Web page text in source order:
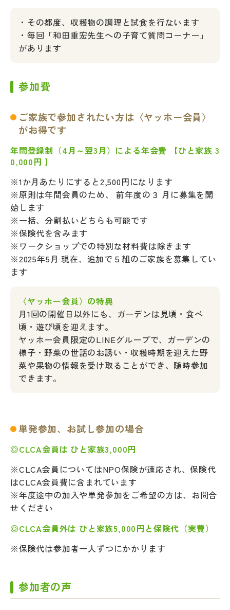
・その都度、収穫物の調理と試食を行ないます
・毎回「和田重宏先生への子育て質問コーナー」
があります
参加費
ご家族で参加されたい方は〈ヤッホー会員〉
がお得です
年間登録制（4月～翌3月）による年会費 【ひと家族 3
0,000円 】
※1か月あたりにすると2,500円になります
※原則は年間会員のため、 前年度の３ 月に募集を開
始します
※一括、分割払いどちらも可能です
※保険代を含みます
※ワークショップでの特別な材料費は除きます
※2025年5月 現在、追加で５組のご家族を募集してい
ます
〈ヤッホー会員〉の特典
月1回の開催日以外にも、ガーデンは見頃・食べ
頃・遊び頃を迎えます。
ヤッホー会員限定のLINEグループで、ガーデンの
様子・野菜の世話のお誘い・収穫時期を迎えた野
菜や果物の情報を受け取ることができ、随時参加
できます。
単発参加、お試し参加の場合
◎CLCA会員は ひと家族3,000円
※CLCA会員についてはNPO保険が適応され、保険代
はCLCA会員費に含まれています
※年度途中の加入や単発参加をご希望の方は、お問合
せください
◎CLCA会員外は ひと家族5,000円と保険代（実費）
※保険代は参加者一人ずつにかかります
参加者の声